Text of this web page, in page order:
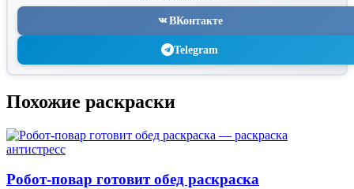
ВКонтакте
Telegram
Похожие раскраски
Робот-повар готовит обед раскраска